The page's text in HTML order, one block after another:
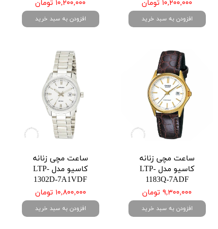
۱۰,۲۰۰,۰۰۰ تومان
افزودن به سبد خرید
۱۰,۲۰۰,۰۰۰ تومان
افزودن به سبد خرید
ساعت مچی زنانه
کاسیو مدل LTP-
1183Q-7ADF
۹,۳۰۰,۰۰۰ تومان
افزودن به سبد خرید
ساعت مچی زنانه
کاسیو مدل LTP-
1302D-7A1VDF
۱۰,۸۰۰,۰۰۰ تومان
افزودن به سبد خرید